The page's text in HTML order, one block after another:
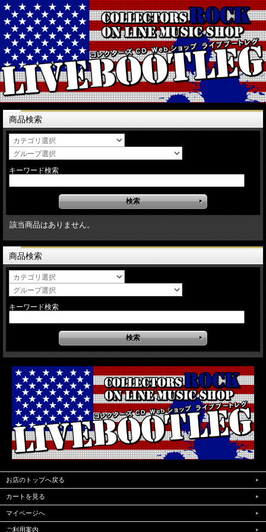
商品検索
キーワード検索
該当商品はありません。
商品検索
キーワード検索
お店のトップへ戻る
カートを見る
マイページへ
ご利用案内